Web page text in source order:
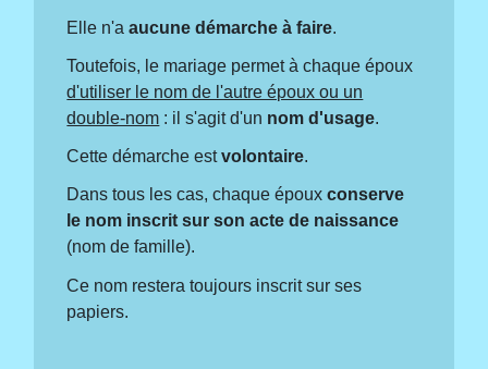
Elle n'aaucune démarche à faire.
Toutefois, le mariage permet à chaque époux
d'utiliser le nom de l'autre époux ou un
double-nom : il s'agit d'un nom d'usage.
Cette démarche estvolontaire.
Dans tous les cas, chaque épouxconserve
le nom inscrit sur son acte de naissance
(nom de famille).
Ce nom restera toujours inscrit sur ses
papiers.